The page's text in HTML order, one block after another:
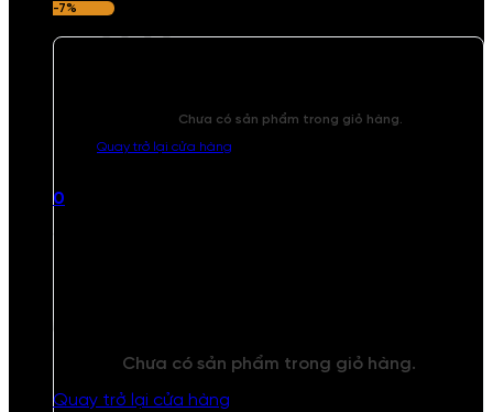
Chưa có sản phẩm trong giỏ hàng.
Quay trở lại cửa hàng
0
Giỏ hàng
Chưa có sản phẩm trong giỏ hàng.
Quay trở lại cửa hàng
-7%